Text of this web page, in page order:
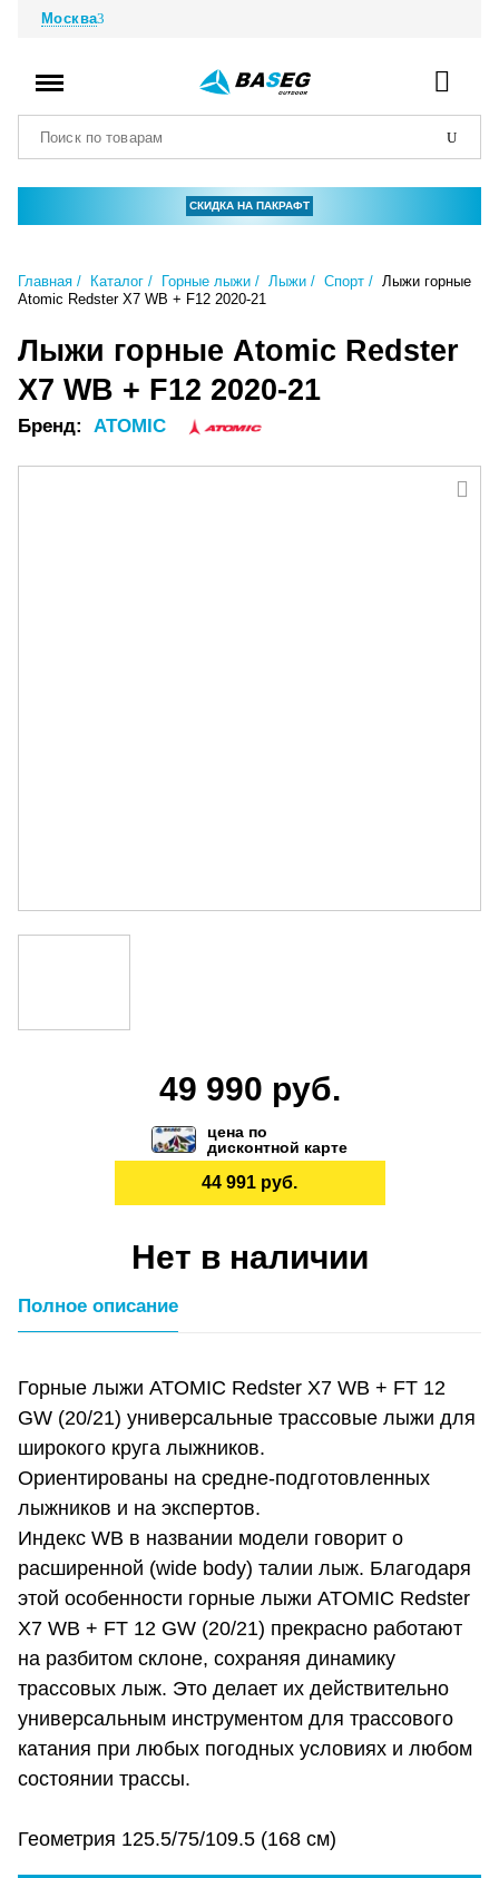
Москва
СКИДКА НА ПАКРАФТ
Главная Каталог Горные лыжи Лыжи Спорт
Лыжи горные
Atomic Redster X7 WB + F12 2020-21
Лыжи горные Atomic Redster
X7 WB + F12 2020-21
Бренд: ATOMIC
49 990 руб.
цена по
дисконтной карте
44 991 руб.
Нет в наличии
Полное описание
Горные лыжи ATOMIC Redster X7 WB + FT 12
GW (20/21) универсальные трассовые лыжи для
широкого круга лыжников.
Ориентированы на средне-подготовленных
лыжников и на экспертов.
Индекс WB в названии модели говорит о
расширенной (wide body) талии лыж. Благодаря
этой особенности горные лыжи ATOMIC Redster
X7 WB + FT 12 GW (20/21) прекрасно работают
на разбитом склоне, сохраняя динамику
трассовых лыж. Это делает их действительно
универсальным инструментом для трассового
катания при любых погодных условиях и любом
состоянии трассы.
Геометрия 125.5/75/109.5 (168 см)